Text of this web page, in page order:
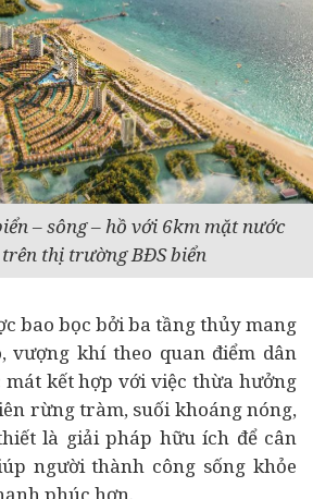
– sông – hồ với 6km mặt nước
thị trường BĐS biển
bao bọc bởi ba tầng thủy mang
vượng khí theo quan điểm dân
mát kết hợp với việc thừa hưởng
rừng tràm, suối khoáng nóng,
là giải pháp hữu ích để cân
người thành công sống khỏe